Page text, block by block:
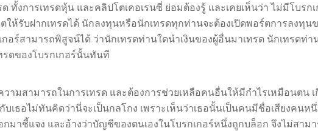
ทั้งการเทรดหุ้น และคลิปโตเคอเรนซี่ ย่อมต้องรู้ และเคยเห็นว่า ไม่มีโบรก
รับฝากเทรดได้ นักลงทุนหรือนักเทรดทุกท่านจะต้องเปิดพอร์ตการลงทุนข
อร์สามารถพิสูจน์ได้ ว่านักเทรดท่านใดนำเงินของผู้อื่นมาเทรด นักเทรดท่
ดของโบรกเกอร์นั้นทันที
มสามารถในการเทรด และต้องการช่วยเหลือคนอื่นให้มีกำไรเหมือนตน เ
บเธอไม่ทันคิดว่านี่จะเป็นกลโกง เพราะเห็นว่าเธอนั้นเป็นคนมีชื่อเสียงคนห
มาชี้แจง และอ้างว่าบัญชีของตนเองในโบรกเกอร์หนึ่งถูกบล็อก จึงไม่สาม